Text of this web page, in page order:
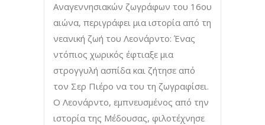
Αναγεννησιακών ζωγράφων του 16ου
αιώνα, περιγράφει μια ιστορία από τη
νεανική ζωή του Λεονάρντο: Ένας
ντόπιος χωρικός έφτιαξε μια
στρογγυλή ασπίδα και ζήτησε από
τον Σερ Πιέρο να του τη ζωγραφίσει.
Ο Λεονάρντο, εμπνευσμένος από την
ιστορία της Μέδουσας, φιλοτέχνησε